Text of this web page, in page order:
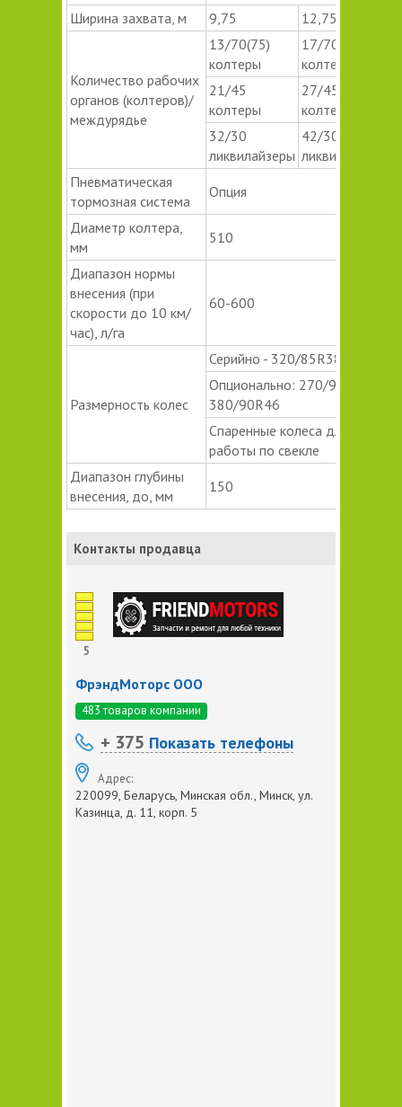
Ширина захвата, м
9,75 12,75
Количество рабочих
органов (колтеров)/
междурядье
13/70(75)
колтеры
17/70(75)
колтеры
21/45
колтеры
27/45
колтеры
32/30
ликвилайзеры
42/30
ликвилайзеры
Пневматическая
тормозная система
Опция
Диаметр колтера,
мм
510
Диапазон нормы
внесения (при
скорости до 10 км/
час), л/га
60-600
Размерность колес
Серийно - 320/85R38
Опционально: 270/95R44,
380/90R46
Спаренные колеса для
работы по свекле
Диапазон глубины
внесения, до, мм
150
Контакты продавца
5
ФрэндМоторс ООО
483 товаров компании
+ 375 Показать телефоны
Адрес:
220099, Беларусь, Минская обл., Минск, ул.
Казинца, д. 11, корп. 5